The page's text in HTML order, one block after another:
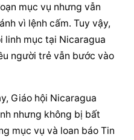
mục vụ nhưng vẫn
vì lệnh cấm. Tuy vậy,
linh mục tại Nicaragua
người trẻ vẫn bước vào
Giáo hội Nicaragua
nhưng không bị bất
mục vụ và loan báo Tin